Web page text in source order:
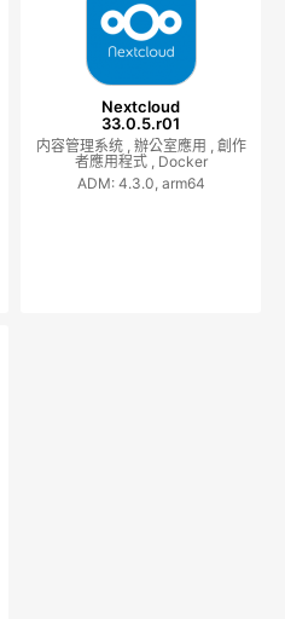
Nextcloud
33.0.5.r01
内容管理系统 , 辦公室應用 , 創作
者應用程式 , Docker
ADM: 4.3.0, arm64